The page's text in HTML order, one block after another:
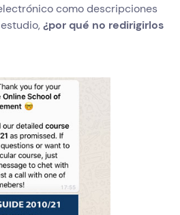
como descripciones
¿por qué no redirigirlos